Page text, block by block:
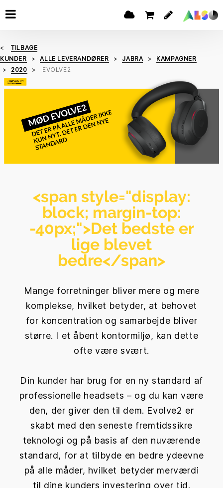
TILBAGE
KUNDER
ALLE LEVERANDØRER JABRA
KAMPAGNER
2020
EVOLVE2
<span style="display:
block; margin-top:
-40px;">Det bedste er
lige blevet
bedre</span>
Mange forretninger bliver mere og mere
komplekse, hvilket betyder, at behovet
for koncentration og samarbejde bliver
større. I et åbent kontormiljø, kan dette
ofte være svært.
Din kunder har brug for en ny standard af
professionelle headsets – og du kan være
den, der giver den til dem. Evolve2 er
skabt med den seneste fremtidssikre
teknologi og på basis af den nuværende
standard, for at tilbyde en bedre ydeevne
på alle måder, hvilket betyder merværdi
til dine kunders investering over tid.